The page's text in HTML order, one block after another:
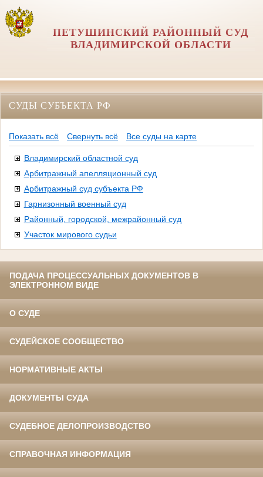
ПЕТУШИНСКИЙ РАЙОННЫЙ СУД
ВЛАДИМИРСКОЙ ОБЛАСТИ
СУДЫ СУБЪЕКТА РФ
Показать всё Свернуть всё Все суды на карте
Владимирский областной суд
Арбитражный апелляционный суд
Арбитражный суд субъекта РФ
Гарнизонный военный суд
Районный, городской, межрайонный суд
Участок мирового судьи
ПОДАЧА ПРОЦЕССУАЛЬНЫХ ДОКУМЕНТОВ В
ЭЛЕКТРОННОМ ВИДЕ
О СУДЕ
СУДЕЙСКОЕ СООБЩЕСТВО
НОРМАТИВНЫЕ АКТЫ
ДОКУМЕНТЫ СУДА
СУДЕБНОЕ ДЕЛОПРОИЗВОДСТВО
СПРАВОЧНАЯ ИНФОРМАЦИЯ